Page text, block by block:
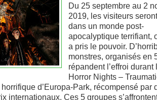
Du 25 septembre au 2
2019, les visiteurs
dans un monde post-
apocalyptique terrifiant,
a pris le pouvoir.
monstres, organisés en
répandent l’effroi durant
Horror Nights –
horrifique d’Europa-Park, récompensé par
internationaux. Ces 5 groupes